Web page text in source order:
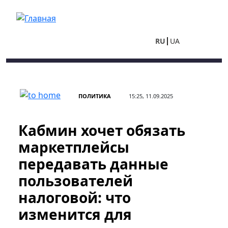
RU UA
ПОЛИТИКА 15:25, 11.09.2025
Кабмин хочет обязать
маркетплейсы
передавать данные
пользователей
налоговой: что
изменится для